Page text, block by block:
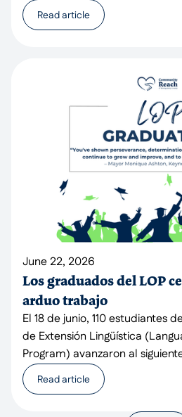
Read article
June 22, 2026
Los graduados del LOP
arduo trabajo
El 18 de junio, 110 estudiantes
de Extensión Lingüística
Program) avanzaron al
Read article